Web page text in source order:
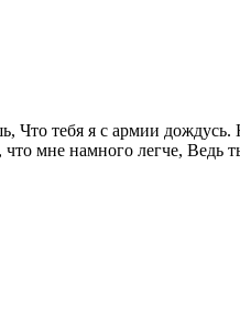
Что тебя я с армии дождусь.
мне намного легче, Ведь